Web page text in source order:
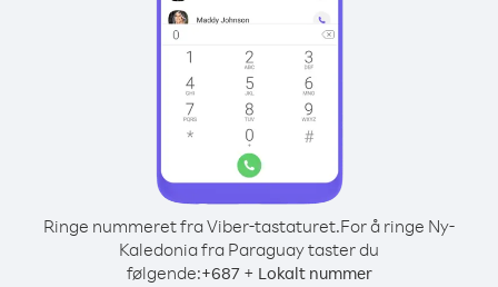
Ringe nummeret fra Viber-tastaturet.For å ringe Ny-
Kaledonia fra Paraguay taster du
følgende:+687+ Lokalt nummer